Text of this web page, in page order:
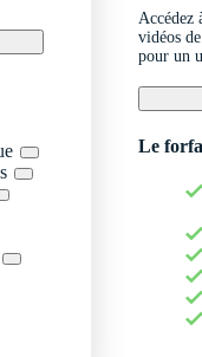
Accédez
vidéos
pour un
Le